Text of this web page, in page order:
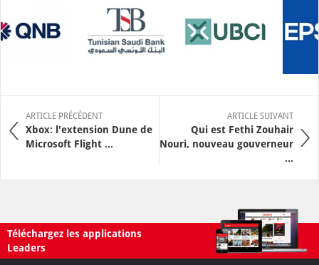
ARTICLE PRÉCÉDENT
Xbox: l'extension Dune de
Microsoft Flight ...
ARTICLE SUIVANT
Qui est Fethi Zouhair
Nouri, nouveau gouverneur
...
Téléchargez les applications
Leaders